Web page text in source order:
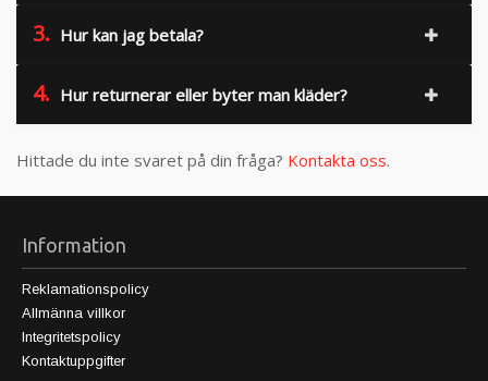
3. Hur kan jag betala?
4. Hur returnerar eller byter man kläder?
Hittade du inte svaret på din fråga? Kontakta oss.
Information
Reklamationspolicy
Allmänna villkor
Integritetspolicy
Kontaktuppgifter